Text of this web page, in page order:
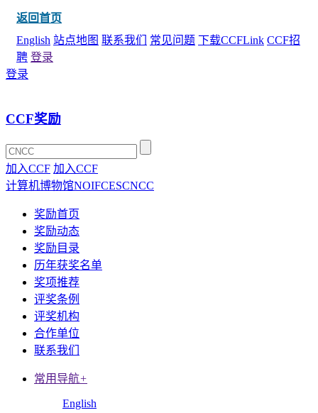
返回首页
English 站点地图 联系我们 常见问题 下载CCFLink CCF招
聘 登录
登录
CCF奖励
加入CCF 加入CCF
计算机博物馆NOIFCESCNCC
奖励首页
奖励动态
奖励目录
历年获奖名单
奖项推荐
评奖条例
评奖机构
合作单位
联系我们
常用导航+
English